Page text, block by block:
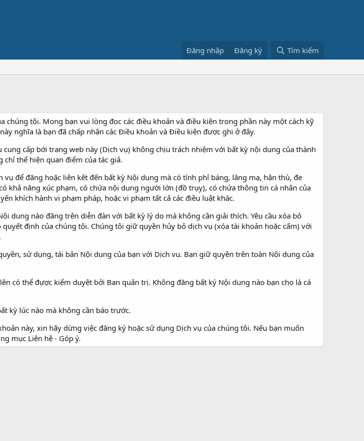
Đăng nhập Đăng ký Tìm kiếm
chúng tôi. Mong bạn vui lòng đọc các điều khoản và điều kiện trong phần này một cách kỹ
nghĩa là bạn đã chấp nhận các Điều khoản và Điều kiện được ghi ở đây.
cung cấp bới trang web này (Dịch vụ) không chịu trách nhiệm với bất kỳ nội dung của thành
thể hiện quan điểm của tác giả.
vụ để đăng hoặc liên kết đến bất kỳ Nội dung mà có tính phỉ báng, lăng mạ, hận thù, đe
khả năng xúc phạm, có chứa nội dung người lớn (đồ trụy), có chứa thông tin cá nhân của
khích hành vi phạm pháp, hoặc vi phạm tất cả các điều luật khác.
dung nào đăng trên diễn đàn với bất kỳ lý do mà không cần giải thích. Yêu cầu xóa bỏ
định của chúng tôi. Chúng tôi giữ quyền hủy bỏ dịch vụ (xóa tài khoản hoặc cấm) với
sử dụng, tái bản Nội dung của bạn với Dịch vụ. Bạn giữ quyền trên toàn Nội dung của
có thể được kiểm duyệt bởi Ban quản trị. Không đăng bất ký Nội dung nào bạn cho là cá
kỳ lúc nào mà không cần báo trước.
này, xin hãy dừng việc đăng ký hoặc sử dụng Dịch vụ của chúng tôi. Nếu bạn muốn
mục Liên hệ - Góp ý.